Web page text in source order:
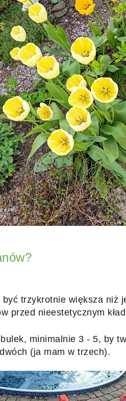
trzykrotnie większa niż
przed nieestetycznym
minimalnie 3 - 5, by
(ja mam w trzech).